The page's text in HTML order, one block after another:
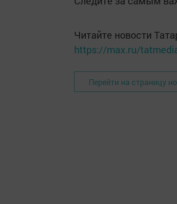
Читайте новости
https://max.ru/
Перейти на страницу